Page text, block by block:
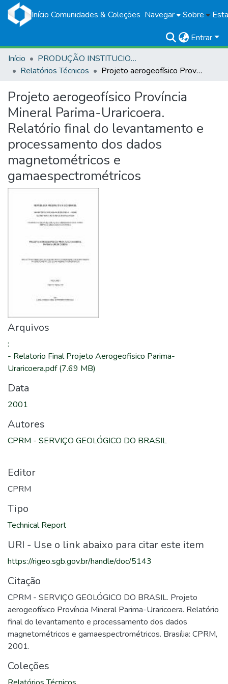
Início Comunidades & Coleções Navegar Sobre
Entrar
Início
PRODUÇÃO INSTITUCIONAL
Relatórios Técnicos
Projeto aerogeofísico Província Mineral Parima-Uraricoera. Relatório final do levantamento e processamento dos dados magnetométricos e gamaespectrométricos
Projeto aerogeofísico Província
Mineral Parima-Uraricoera.
Relatório final do levantamento e
processamento dos dados
magnetométricos e
gamaespectrométricos
Arquivos
:
- Relatorio Final Projeto Aerogeofisico Parima-
Uraricoera.pdf(7.69 MB)
Data
2001
Autores
CPRM - SERVIÇO GEOLÓGICO DO BRASIL
Editor
CPRM
Tipo
Technical Report
URI - Use o link abaixo para citar este item
https://rigeo.sgb.gov.br/handle/doc/5143
Citação
CPRM - SERVIÇO GEOLÓGICO DO BRASIL. Projeto
aerogeofísico Província Mineral Parima-Uraricoera. Relatório
final do levantamento e processamento dos dados
magnetométricos e gamaespectrométricos. Brasília: CPRM,
2001.
Coleções